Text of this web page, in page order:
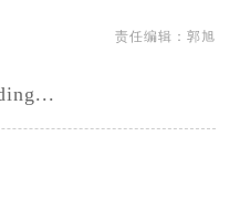
责任编辑：郭旭